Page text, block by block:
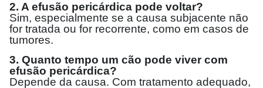
2. A efusão pericárdica pode voltar?
Sim, especialmente se a causa subjacente não
for tratada ou for recorrente, como em casos de
tumores.
3. Quanto tempo um cão pode viver com
efusão pericárdica?
Depende da causa. Com tratamento adequado,